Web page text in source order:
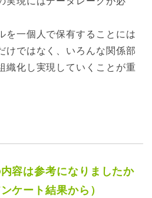
一個人で保有することには
けではなく、いろんな関係部
織化し実現していくことが重
容は参考になりましたか
ケート結果から）